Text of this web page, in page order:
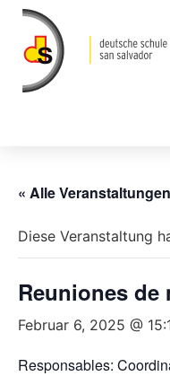
« Alle Veranstaltungen
Diese Veranstaltung
Reuniones de
Februar 6, 2025 @
Responsables: